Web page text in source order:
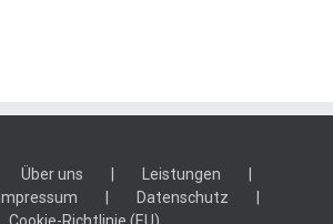
Über uns
Leistungen
Impressum
Datenschutz